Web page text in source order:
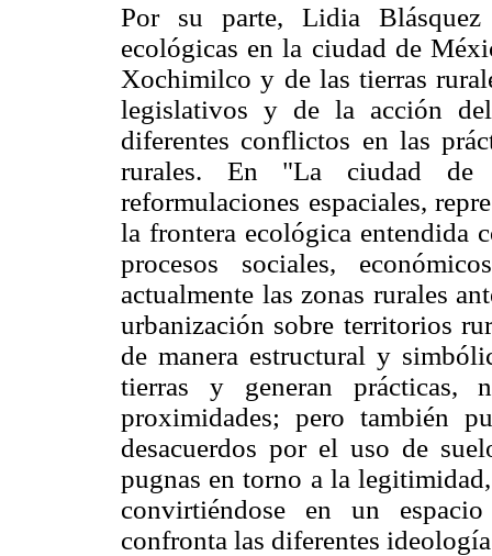
Por su parte, Lidia
ecológicas en la ciudad de
Xochimilco y de las tierras
legislativos y de la acción del
diferentes conflictos en las
rurales. En "La ciudad de
reformulaciones espaciales,
la frontera ecológica entendida
procesos sociales,
actualmente las zonas rurales
urbanización sobre territorios
de manera estructural y
tierras y generan prácticas,
proximidades; pero también
desacuerdos por el uso de
pugnas en torno a la
convirtiéndose en un
confronta las diferentes